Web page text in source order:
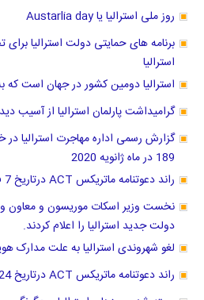
روز ملی استرالیا یا Austarlia day
برنامه های حمایتی دولت استرالیا
استرالیا
استرالیا دومین کشور در جهان است که
گرامیداشت پارلمان استرالیا از آسیب
گزارش رسمی اداره مهاجرت استرالیا
189 در ماه ژانویه 2020
راند دعوتنامه ماتریکس ACT درتاریخ 7 فوریه 2020 برگزار گردید.
نخست وزیر اسکات موریسون و معاون
دولت جدید استرالیا را اعلام کردند.
لغو شهروندی استرالیا به علت مدارک
راند دعوتنامه ماتریکس ACT درتاریخ 24 فوریه 2020 برگزار گردید.